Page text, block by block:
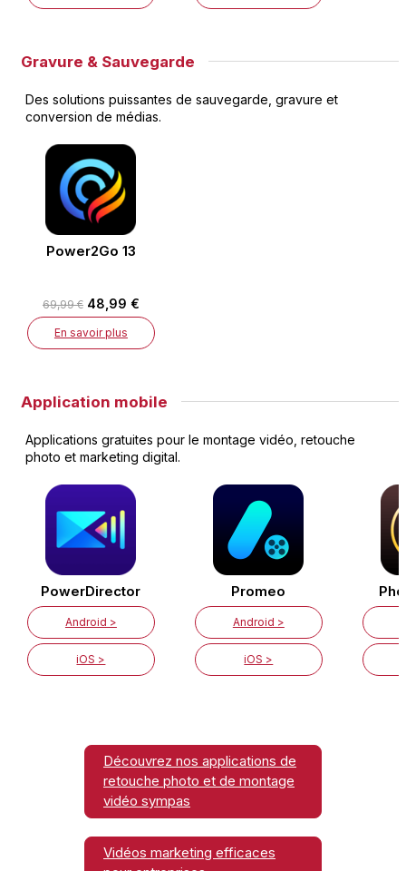
Gravure & Sauvegarde
Des solutions puissantes de sauvegarde, gravure et
conversion de médias.
Power2Go 13
69,99 € 48,99 €
En savoir plus
Application mobile
Applications gratuites pour le montage vidéo, retouche
photo et marketing digital.
PowerDirector
Android >
iOS >
Promeo
Android >
iOS >
Découvrez nos applications de
retouche photo et de montage
vidéo sympas
Vidéos marketing efficaces